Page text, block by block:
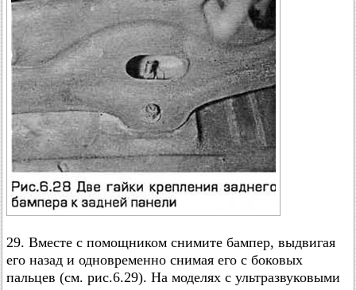
29. Вместе с помощником снимите бампер, выдвигая
его назад и одновременно снимая его с боковых
пальцев (см. рис.6.29). На моделях с ультразвуковыми